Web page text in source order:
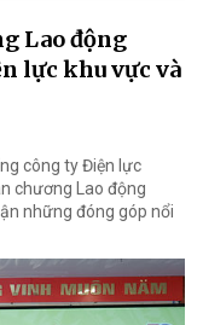
Lao động
lực khu vực và
công ty Điện lực
chương Lao động
những đóng góp nổi